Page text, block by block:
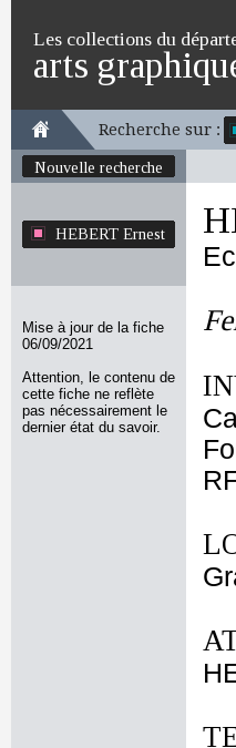
Les collections du
arts
Recherche sur :
Nouvelle recherche
HEBERT Ernest
Mise à jour de la fiche
06/09/2021
Attention, le contenu de
cette fiche ne reflète
pas nécessairement le
dernier état du savoir.